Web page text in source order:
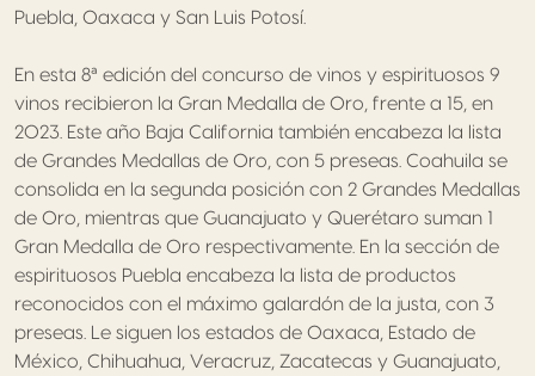
Puebla, Oaxaca y San Luis Potosí.
En esta 8ª edición del concurso de vinos y espirituosos 9
vinos recibieron la Gran Medalla de Oro, frente a 15, en
2023. Este año Baja California también encabeza la lista
de Grandes Medallas de Oro, con 5 preseas. Coahuila se
consolida en la segunda posición con 2 Grandes Medallas
de Oro, mientras que Guanajuato y Querétaro suman 1
Gran Medalla de Oro respectivamente. En la sección de
espirituosos Puebla encabeza la lista de productos
reconocidos con el máximo galardón de la justa, con 3
preseas. Le siguen los estados de Oaxaca, Estado de
México, Chihuahua, Veracruz, Zacatecas y Guanajuato,